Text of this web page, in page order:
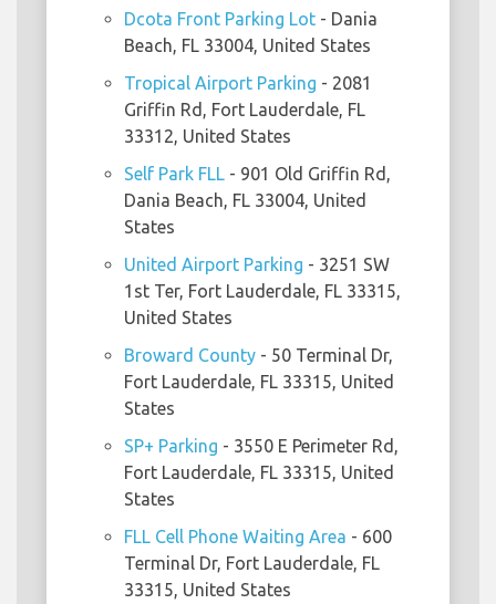
Dcota Front Parking Lot - Dania
Beach, FL 33004, United States
Tropical Airport Parking - 2081
Griffin Rd, Fort Lauderdale, FL
33312, United States
Self Park FLL - 901 Old Griffin Rd,
Dania Beach, FL 33004, United
States
United Airport Parking - 3251 SW
1st Ter, Fort Lauderdale, FL 33315,
United States
Broward County - 50 Terminal Dr,
Fort Lauderdale, FL 33315, United
States
SP+ Parking - 3550 E Perimeter Rd,
Fort Lauderdale, FL 33315, United
States
FLL Cell Phone Waiting Area - 600
Terminal Dr, Fort Lauderdale, FL
33315, United States